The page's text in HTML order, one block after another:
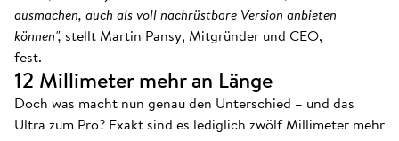
ausmachen, auch als voll nachrüstbare Version anbieten
können", stellt Martin Pansy, Mitgründer und CEO,
fest.
12 Millimeter mehr an Länge
Doch was macht nun genau den Unterschied – und das
Ultra zum Pro? Exakt sind es lediglich zwölf Millimeter mehr